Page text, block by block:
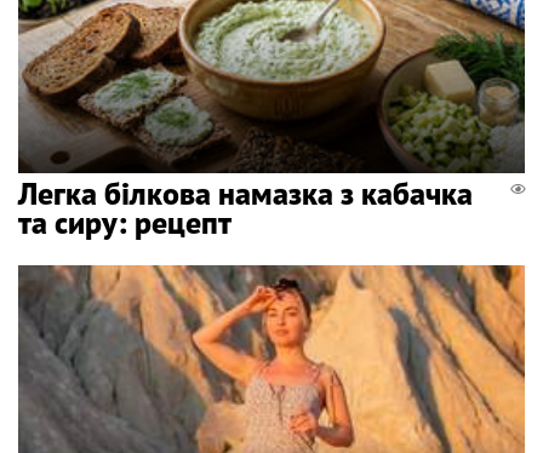
Легка білкова намазка з кабачка
та сиру: рецепт